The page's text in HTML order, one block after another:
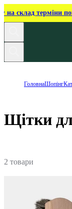
на склад терміни
ГоловнаШопінг
Щітки
2 товари